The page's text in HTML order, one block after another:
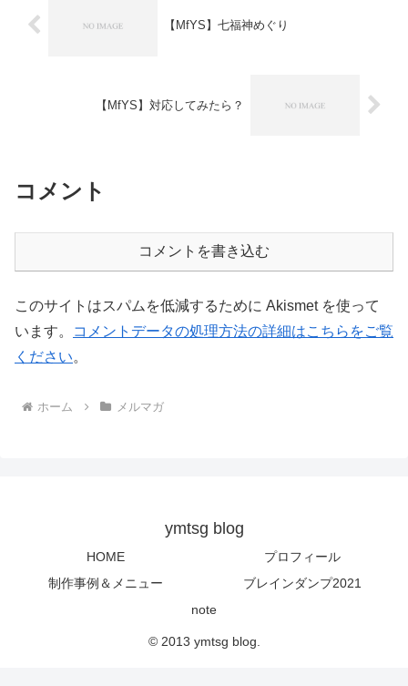
【MfYS】七福神めぐり
【MfYS】対応してみたら？
コメント
コメントを書き込む
このサイトはスパムを低減するために Akismet を使って
います。
コメントデータの処理方法の詳細はこちらをご覧
ください。
ホーム メルマガ
ymtsg blog
HOME
プロフィール
制作事例＆メニュー
ブレインダンプ2021
note
© 2013 ymtsg blog.